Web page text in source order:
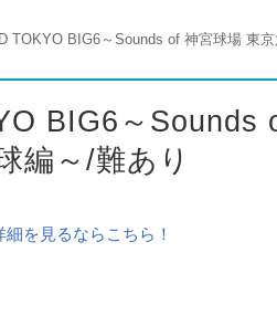
TOKYO BIG6～Sounds of 神宮球場 東
BIG6～Sounds
編～/難あり
を見るならこちら！